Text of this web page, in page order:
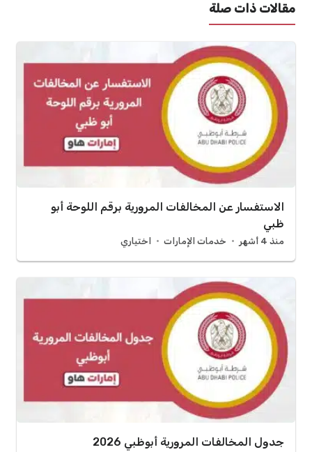
مقالات ذات صلة
الاستفسار عن المخالفات المرورية برقم اللوحة أبو
ظبي
منذ 4 أشهر خدمات الإمارات اختياري
جدول المخالفات المرورية أبوظبي 2026